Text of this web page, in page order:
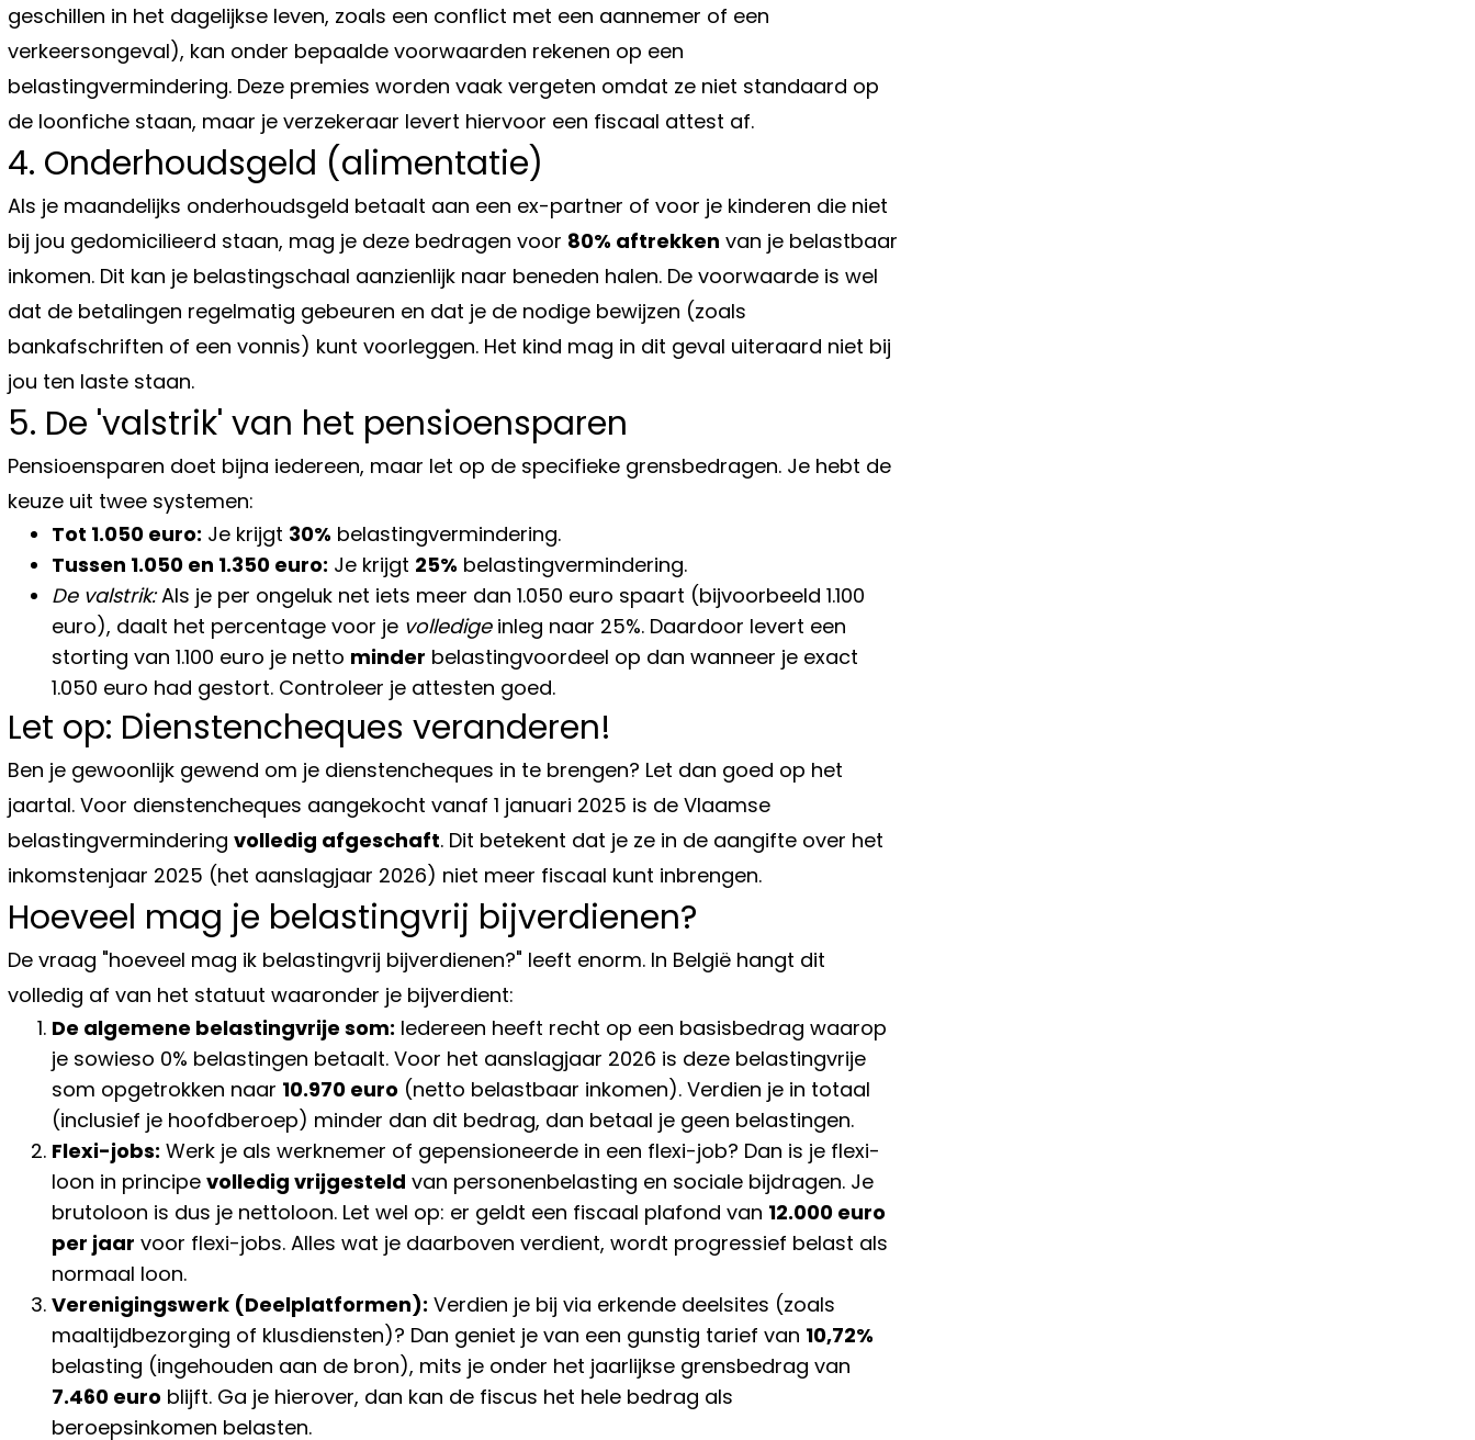
geschillen in het dagelijkse leven, zoals een conflict met een aannemer of een
verkeersongeval), kan onder bepaalde voorwaarden rekenen op een
belastingvermindering. Deze premies worden vaak vergeten omdat ze niet standaard op
de loonfiche staan, maar je verzekeraar levert hiervoor een fiscaal attest af.
4. Onderhoudsgeld (alimentatie)
Als je maandelijks onderhoudsgeld betaalt aan een ex-partner of voor je kinderen die niet
bij jou gedomicilieerd staan, mag je deze bedragen voor 80% aftrekken van je belastbaar
inkomen. Dit kan je belastingschaal aanzienlijk naar beneden halen. De voorwaarde is wel
dat de betalingen regelmatig gebeuren en dat je de nodige bewijzen (zoals
bankafschriften of een vonnis) kunt voorleggen. Het kind mag in dit geval uiteraard niet bij
jou ten laste staan.
5. De 'valstrik' van het pensioensparen
Pensioensparen doet bijna iedereen, maar let op de specifieke grensbedragen. Je hebt de
keuze uit twee systemen:
Tot 1.050 euro: Je krijgt 30% belastingvermindering.
Tussen 1.050 en 1.350 euro: Je krijgt 25% belastingvermindering.
De valstrik:Als je per ongeluk net iets meer dan 1.050 euro spaart (bijvoorbeeld 1.100
euro), daalt het percentage voor je volledigeinleg naar 25%. Daardoor levert een
storting van 1.100 euro je netto minder belastingvoordeel op dan wanneer je exact
1.050 euro had gestort. Controleer je attesten goed.
Let op: Dienstencheques veranderen!
Ben je gewoonlijk gewend om je dienstencheques in te brengen? Let dan goed op het
jaartal. Voor dienstencheques aangekocht vanaf 1 januari 2025 is de Vlaamse
belastingvermindering volledig afgeschaft. Dit betekent dat je ze in de aangifte over het
inkomstenjaar 2025 (het aanslagjaar 2026) niet meer fiscaal kunt inbrengen.
Hoeveel mag je belastingvrij bijverdienen?
De vraag "hoeveel mag ik belastingvrij bijverdienen?" leeft enorm. In België hangt dit
volledig af van het statuut waaronder je bijverdient:
De algemene belastingvrije som: Iedereen heeft recht op een basisbedrag waarop
je sowieso 0% belastingen betaalt. Voor het aanslagjaar 2026 is deze belastingvrije
som opgetrokken naar 10.970 euro (netto belastbaar inkomen). Verdien je in totaal
(inclusief je hoofdberoep) minder dan dit bedrag, dan betaal je geen belastingen.
Flexi-jobs: Werk je als werknemer of gepensioneerde in een flexi-job? Dan is je flexi-
loon in principe volledig vrijgesteld van personenbelasting en sociale bijdragen. Je
brutoloon is dus je nettoloon. Let wel op: er geldt een fiscaal plafond van 12.000 euro
per jaar voor flexi-jobs. Alles wat je daarboven verdient, wordt progressief belast als
normaal loon.
Verenigingswerk (Deelplatformen): Verdien je bij via erkende deelsites (zoals
maaltijdbezorging of klusdiensten)? Dan geniet je van een gunstig tarief van 10,72%
belasting (ingehouden aan de bron), mits je onder het jaarlijkse grensbedrag van
7.460 euro blijft. Ga je hierover, dan kan de fiscus het hele bedrag als
beroepsinkomen belasten.